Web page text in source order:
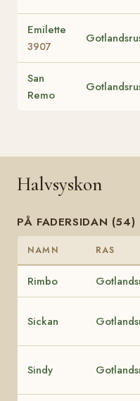
Emilette
3907
San
Remo
Halvsyskon
PÅ FADERSIDAN (54)
NAMN RAS
Rimbo
Sickan
Sindy